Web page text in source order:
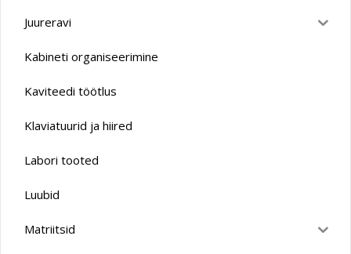
Juureravi
Kabineti organiseerimine
Kaviteedi töötlus
Klaviatuurid ja hiired
Labori tooted
Luubid
Matriitsid